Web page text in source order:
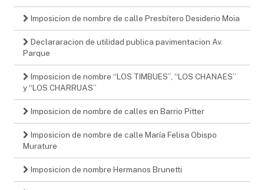
Imposicion de nombre de calle Presbítero Desiderio Moia
Declararacion de utilidad publica pavimentacion Av.
Parque
Imposicion de nombre “LOS TIMBUES”, “LOS CHANAES”
y “LOS CHARRUAS”
Imposicion de nombre de calles en Barrio Pitter
Imposicion de nombre de calle María Felisa Obispo
Murature
Imposicion de nombre Hermanos Brunetti